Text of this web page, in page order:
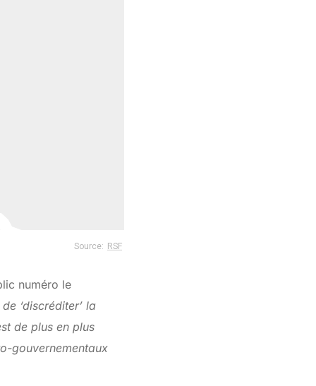
numéro le
‘discréditer’ la
de plus en plus
gouvernementaux